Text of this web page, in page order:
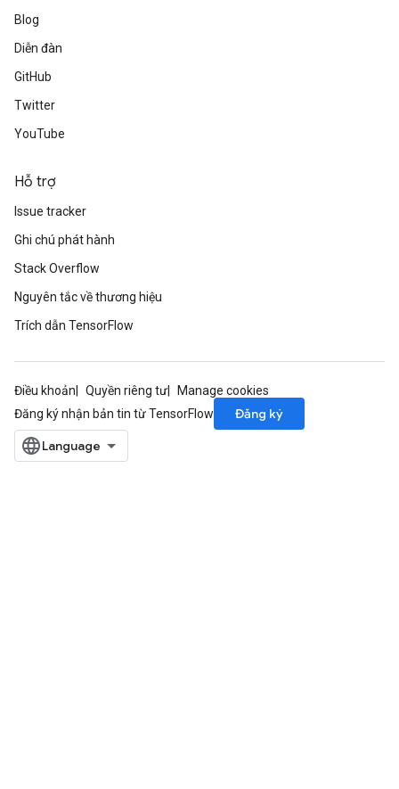
Blog
Diễn đàn
GitHub
Twitter
YouTube
Hỗ trợ
Issue tracker
Ghi chú phát hành
Stack Overflow
Nguyên tắc về thương hiệu
Trích dẫn TensorFlow
Điều khoản Quyền riêng tư
Manage cookies
Đăng ký nhận bản tin từ TensorFlow
Đăng ký